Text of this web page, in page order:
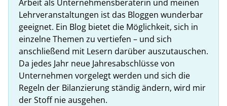
Arbeit als Unternehmensberaterin und meinen
Lehrveranstaltungen ist das Bloggen wunderbar
geeignet. Ein Blog bietet die Möglichkeit, sich in
einzelne Themen zu vertiefen – und sich
anschließend mit Lesern darüber auszutauschen.
Da jedes Jahr neue Jahresabschlüsse von
Unternehmen vorgelegt werden und sich die
Regeln der Bilanzierung ständig ändern, wird mir
der Stoff nie ausgehen.